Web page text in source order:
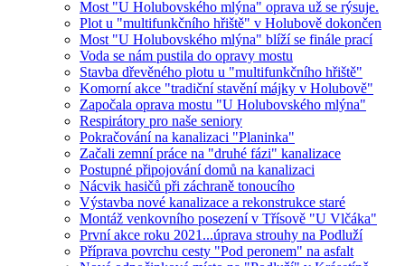
Most "U Holubovského mlýna" oprava už se rýsuje.
Plot u "multifunkčního hřiště" v Holubově dokončen
Most "U Holubovského mlýna" blíží se finále prací
Voda se nám pustila do opravy mostu
Stavba dřevěného plotu u "multifunkčního hřiště"
Komorní akce "tradiční stavění májky v Holubově"
Započala oprava mostu "U Holubovského mlýna"
Respirátory pro naše seniory
Pokračování na kanalizaci "Planinka"
Začali zemní práce na "druhé fázi" kanalizace
Postupné připojování domů na kanalizaci
Nácvik hasičů při záchraně tonoucího
Výstavba nové kanalizace a rekonstrukce staré
Montáž venkovního posezení v Třísově "U Vlčáka"
První akce roku 2021...úprava strouhy na Podluží
Příprava povrchu cesty "Pod peronem" na asfalt